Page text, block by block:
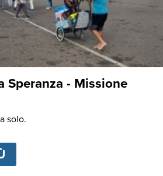
Speranza - Missione
solo.